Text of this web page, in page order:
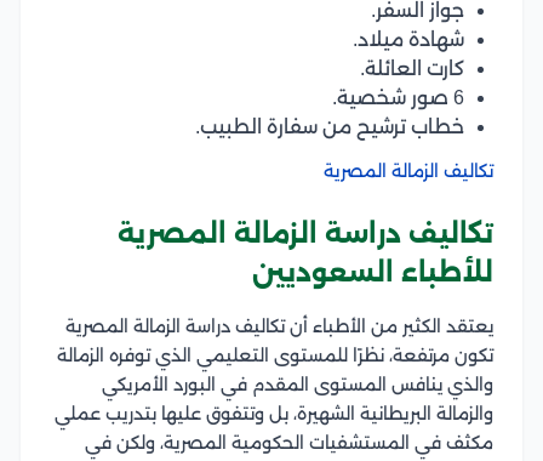
جواز السفر.
شهادة ميلاد.
كارت العائلة.
6 صور شخصية.
خطاب ترشيح من سفارة الطبيب.
تكاليف الزمالة المصرية
تكاليف دراسة الزمالة المصرية
للأطباء السعوديين
يعتقد الكثير من الأطباء أن تكاليف دراسة الزمالة المصرية
تكون مرتفعة، نظرًا للمستوى التعليمي الذي توفره الزمالة
والذي ينافس المستوى المقدم في البورد الأمريكي
والزمالة البريطانية الشهيرة، بل وتتفوق عليها بتدريب عملي
مكثف في المستشفيات الحكومية المصرية، ولكن في